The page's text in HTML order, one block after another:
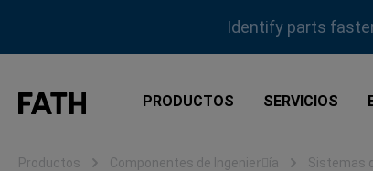
Saltar a la navegación principalIdentify parts
PRODUCTOS SERVICIOS
Productos Componentes de Ingenierِía Sistemas